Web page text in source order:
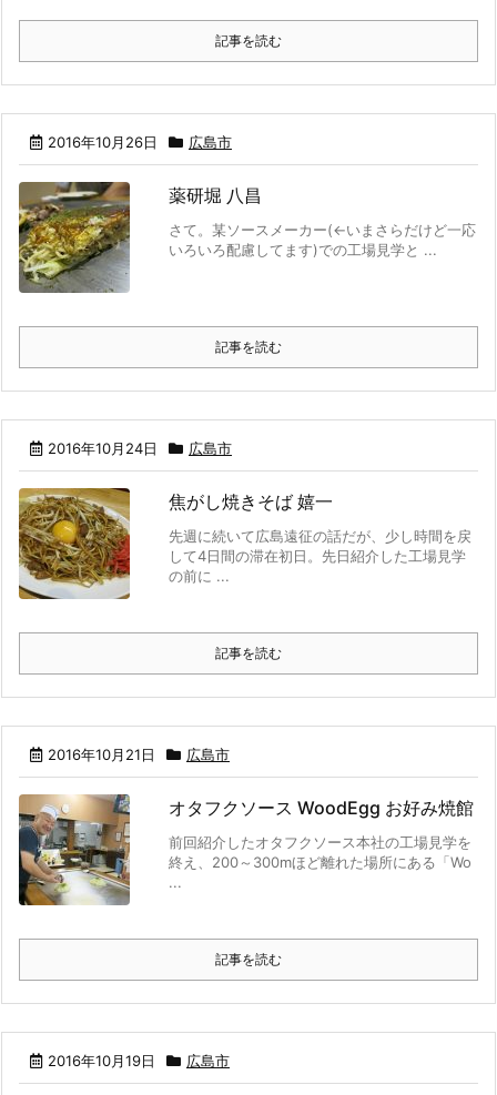
記事を読む
2016年10月26日 広島市
薬研堀 八昌
さて。某ソースメーカー(←いまさらだけど一応
いろいろ配慮してます)での工場見学と ...
記事を読む
2016年10月24日 広島市
焦がし焼きそば 嬉一
先週に続いて広島遠征の話だが、少し時間を戻
して4日間の滞在初日。先日紹介した工場見学
の前に ...
記事を読む
2016年10月21日 広島市
オタフクソース WoodEgg お好み焼館
前回紹介したオタフクソース本社の工場見学を
終え、200～300mほど離れた場所にある「Wo
...
記事を読む
2016年10月19日 広島市